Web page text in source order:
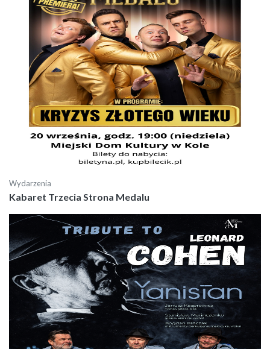
Wydarzenia
Kabaret Trzecia Strona Medalu